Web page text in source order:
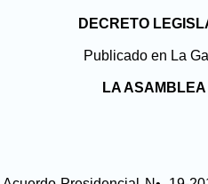
DECRETO
Publicado en La
LA